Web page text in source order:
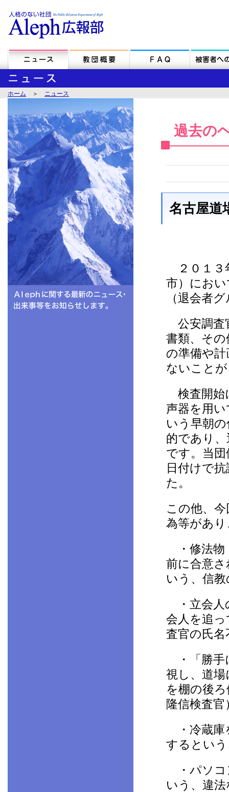
ホーム ＞ ニュース
過去の
名古屋道
２０１３
市）にお
（退会者
公安調査
書類、そ
の準備や
ないこと
検査開始
声器を用
いう早朝
的であり
です。当
日付けで
た。
この他、
為等があ
・修法物
前に合意
いう、信
・立会人
会人を追
査官の氏名
・「勝手
視し、道
を棚の後
隆信検査官
・冷蔵庫
するとい
・パソコ
いう、違